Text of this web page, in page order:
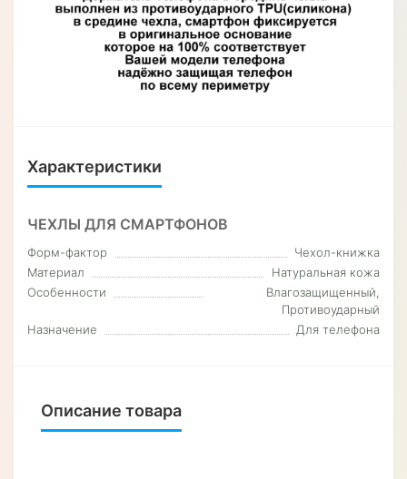
Характеристики
ЧЕХЛЫ ДЛЯ СМАРТФОНОВ
Форм-фактор
Чехол-книжка
Материал
Натуральная кожа
Особенности
Влагозащищенный,
Противоударный
Назначение
Для телефона
Описание товара